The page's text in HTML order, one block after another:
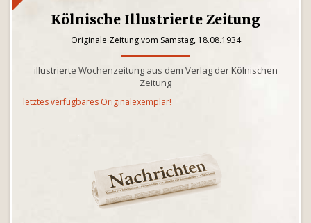
Kölnische Illustrierte Zeitung
Originale Zeitung vom Samstag, 18.08.1934
illustrierte Wochenzeitung aus dem Verlag der Kölnischen
Zeitung
letztes verfügbares Originalexemplar!